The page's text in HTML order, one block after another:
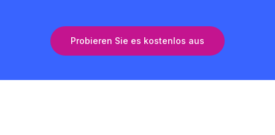
Probieren Sie es kostenlos aus